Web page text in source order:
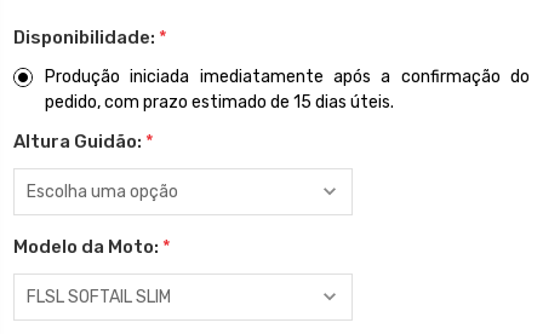
Disponibilidade: *
Produção iniciada imediatamente após a confirmação do
pedido, com prazo estimado de 15 dias úteis.
Altura Guidão: *
Modelo da Moto: *